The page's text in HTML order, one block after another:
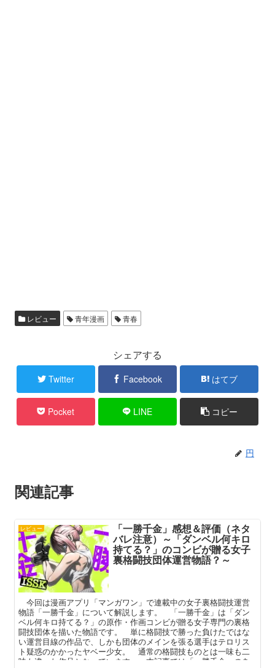
レビュー 青年漫画 青春
シェアする
Twitter Facebook はてブ
Pocket LINE コピー
円
関連記事
レビュー 「一勝千金」感想＆評価（ネタ
バレ注意）～「ダンベル何キロ
持てる？」のコンビが贈る女子
裏格闘技団体運営物語？～
今回は漫画アプリ「マンガワン」で連載中の女子裏格闘技運営
物語「一勝千金」について解説します。 「一勝千金」は「ダン
ベル何キロ持てる？」の原作・作画コンビが贈る女子専門の裏格
闘技団体を描いた物語です。 単に格闘技で勝った負けたではな
い運営目線の作品で、しかも団体のメインを張る選手はテロリス
ト疑惑のかかったヤベー少女。 通常の格闘技ものとは一味も二
味も違った作品となっています。 本記事では「一勝千金」のあ